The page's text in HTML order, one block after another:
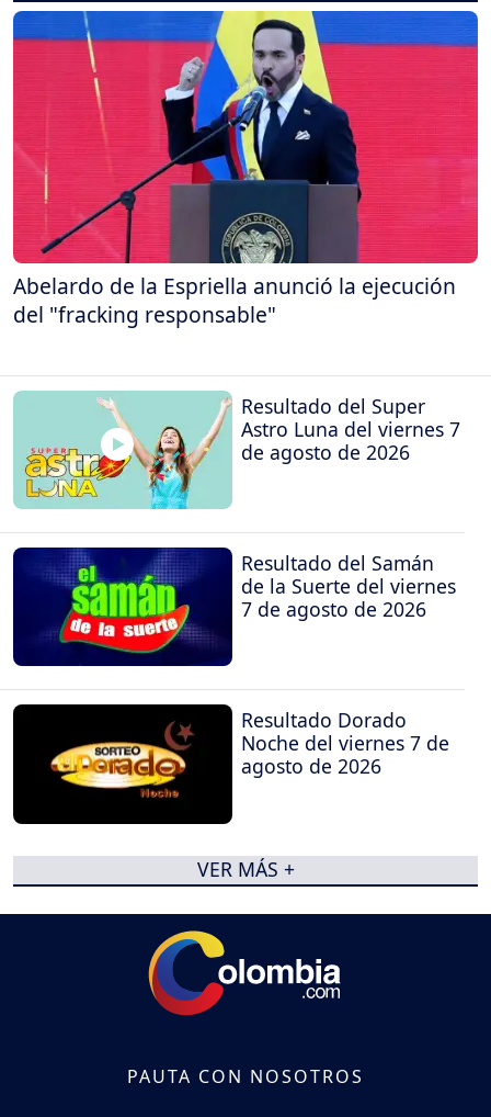
Abelardo de la Espriella anunció la ejecución
del "fracking responsable"
Resultado del Super
Astro Luna del viernes 7
de agosto de 2026
Resultado del Samán
de la Suerte del viernes
7 de agosto de 2026
Resultado Dorado
Noche del viernes 7 de
agosto de 2026
VER MÁS +
PAUTA CON NOSOTROS